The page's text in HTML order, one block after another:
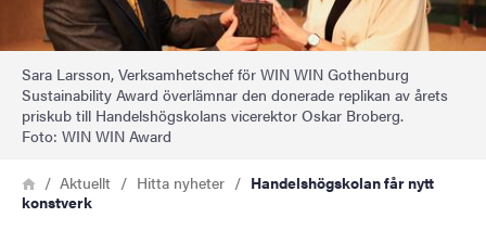
Sara Larsson, Verksamhetschef för WIN WIN Gothenburg
Sustainability Award överlämnar den donerade replikan av årets
priskub till Handelshögskolans vicerektor Oskar Broberg.
Foto: WIN WIN Award
Länkstig
HemAktuellt Hitta nyheter
Handelshögskolan får nytt
konstverk